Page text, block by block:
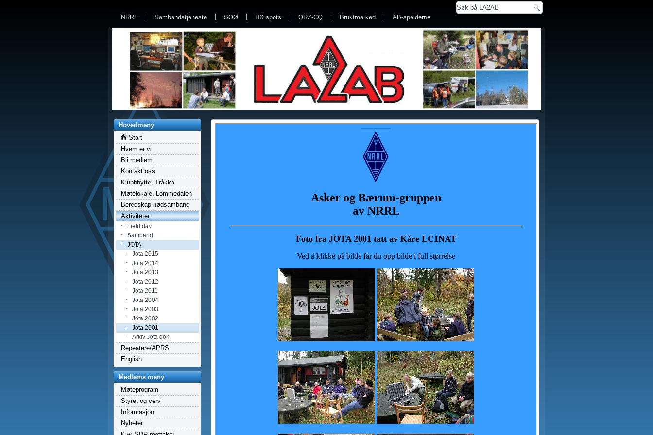
NRRL
Sambandstjeneste SOØ DX spots QRZ-CQ Bruktmarked AB-speiderne
Hovedmeny
Start
Hvem er vi
Bli medlem
Kontakt oss
Klubbhytte, Tråkka
Møtelokale, Lommedalen
Beredskap-nødsamband
Aktiviteter
Field day
Samband
JOTA
Jota 2015
Jota 2014
Jota 2013
Jota 2012
Jota 2011
Jota 2004
Jota 2003
Jota 2002
Jota 2001
Arkiv Jota dok.
Repeatere/APRS
English
Medlems meny
Møteprogram
Styret og verv
Informasjon
Nyheter